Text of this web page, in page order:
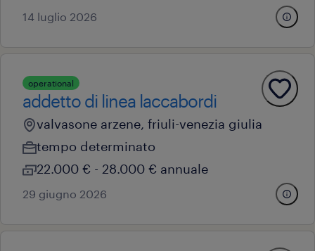
14 luglio 2026
operational
addetto di linea laccabordi
valvasone arzene, friuli-venezia giulia
tempo determinato
22.000 € - 28.000 € annuale
29 giugno 2026